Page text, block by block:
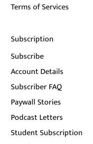
Terms of Services
Subscription
Subscribe
Account Details
Subscriber FAQ
Paywall Stories
Podcast Letters
Student Subscription